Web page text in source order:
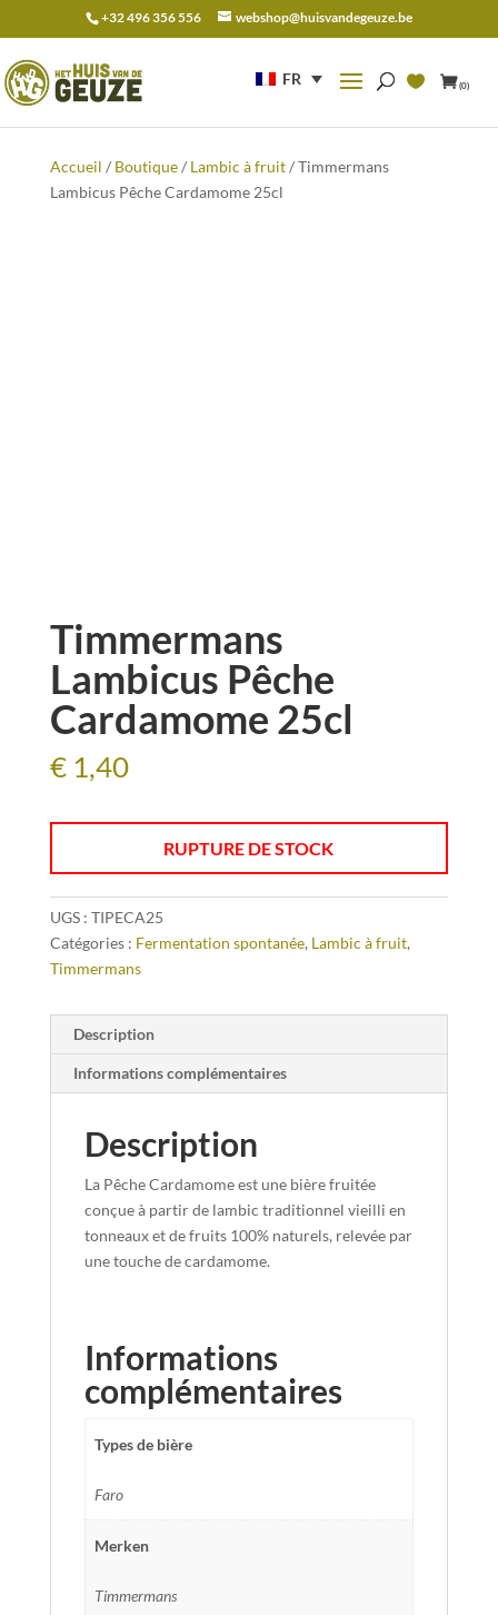
+32 496 356 556 webshop@huisvandegeuze.be
FR (0)
pour :
Accueil / Boutique/ Lambic à fruit/ Timmermans
Lambicus Pêche Cardamome 25cl
Timmermans
Lambicus Pêche
Cardamome 25cl
€1,40
RUPTURE DE STOCK
UGS : TIPECA25
Catégories : Fermentation spontanée, Lambic à fruit,
Timmermans
Description
Informations complémentaires
Description
La Pêche Cardamome est une bière fruitée
conçue à partir de lambic traditionnel vieilli en
tonneaux et de fruits 100% naturels, relevée par
une touche de cardamome.
Informations
complémentaires
Types de bière
Faro
Merken
Timmermans